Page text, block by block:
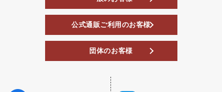
公式通販ご利用のお客様
団体のお客様